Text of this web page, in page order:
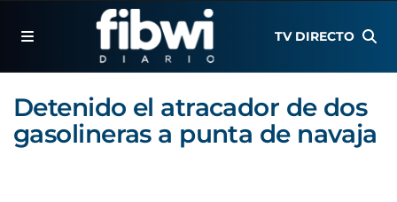
TV DIRECTO
Detenido el atracador de dos
gasolineras a punta de navaja